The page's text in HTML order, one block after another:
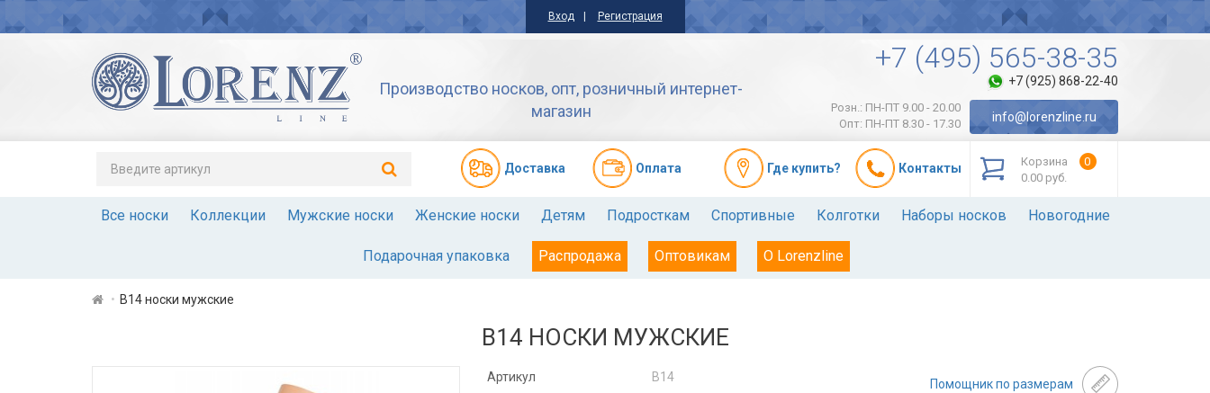
Вход Регистрация
Производство носков, опт, розничный интернет-
магазин
+7 (495) 565-38-35
+7 (925) 868-22-40
Розн.: ПН-ПТ 9.00 - 20.00
Опт: ПН-ПТ 8.30 - 17.30
info@lorenzline.ru
Доставкa Оплата Где купить? Контакты Корзина
0
0.00 руб.
Все носки Коллекции Мужские носки Женские носки Детям Подросткам Спортивные Колготки Наборы носков Новогодние
Подарочная упаковка Распродажа Оптовикам О Lorenzline
В14 носки мужские
В14 НОСКИ МУЖСКИЕ
Артикул
В14
Помощник по размерам